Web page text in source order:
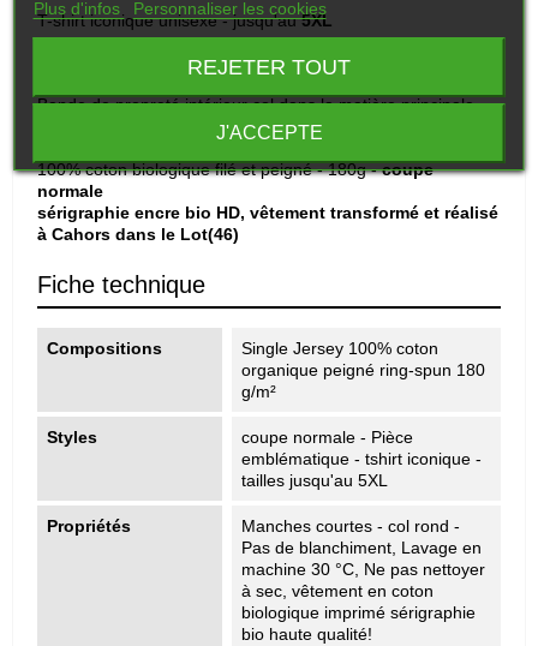
T-shirt iconique unisexe - jusqu'au5XL
Bande de propreté intérieur col dans la matière principale
Surpiqûre double large en bas de manches et bas de corps
100% coton biologique filé et peigné - 180g -coupe
normale
sérigraphie encre bio HD, vêtement transformé et réalisé
à Cahors dans le Lot(46)
Fiche technique
Compositions
Single Jersey 100% coton
organique peigné ring-spun 180
g/m²
Styles
coupe normale - Pièce
emblématique - tshirt iconique -
tailles jusqu'au 5XL
Propriétés
Manches courtes - col rond -
Pas de blanchiment, Lavage en
machine 30 °C, Ne pas nettoyer
à sec, vêtement en coton
biologique imprimé sérigraphie
bio haute qualité!
Plus d'infos Personnaliser les cookies
REJETER TOUT
J'ACCEPTE